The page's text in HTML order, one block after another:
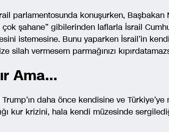
parlamentosunda konuşurken, Başbakan
şahane” gibilerinden laflarla İsrail
istemesine. Bunu yaparken İsrail’in
silah vermesem parmağınızı
Ama…
daha önce kendisine ve Türkiye’ye
kur krizini, hala kendi müzesinde